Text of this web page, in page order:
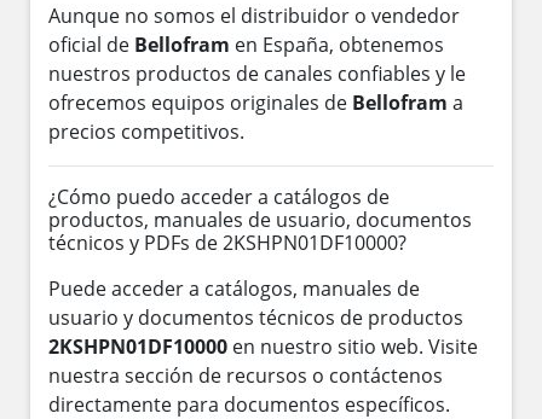
Aunque no somos el distribuidor o vendedor
oficial de Bellofram en España, obtenemos
nuestros productos de canales confiables y le
ofrecemos equipos originales de Bellofram a
precios competitivos.
¿Cómo puedo acceder a catálogos de
productos, manuales de usuario, documentos
técnicos y PDFs de 2KSHPN01DF10000?
Puede acceder a catálogos, manuales de
usuario y documentos técnicos de productos
2KSHPN01DF10000 en nuestro sitio web. Visite
nuestra sección de recursos o contáctenos
directamente para documentos específicos.